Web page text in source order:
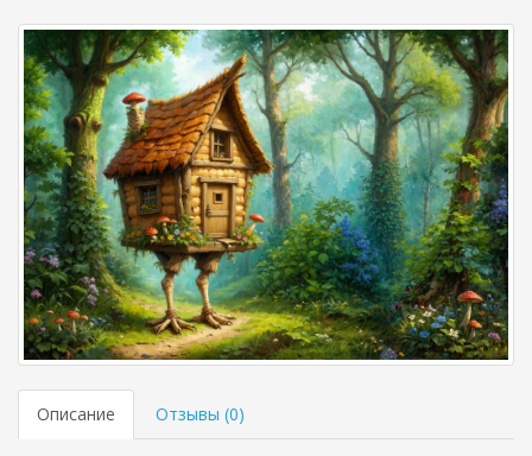
Описание Отзывы (0)